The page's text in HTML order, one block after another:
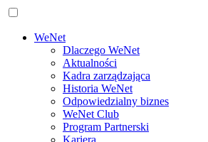
WeNet
Dlaczego WeNet
Aktualności
Kadra zarządzająca
Historia WeNet
Odpowiedzialny biznes
WeNet Club
Program Partnerski
Kariera